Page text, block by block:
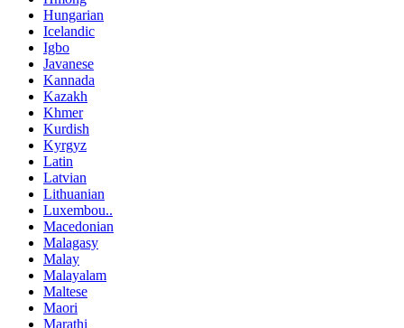
Hungarian
Icelandic
Igbo
Javanese
Kannada
Kazakh
Khmer
Kurdish
Kyrgyz
Latin
Latvian
Lithuanian
Luxembou..
Macedonian
Malagasy
Malay
Malayalam
Maltese
Maori
Marathi